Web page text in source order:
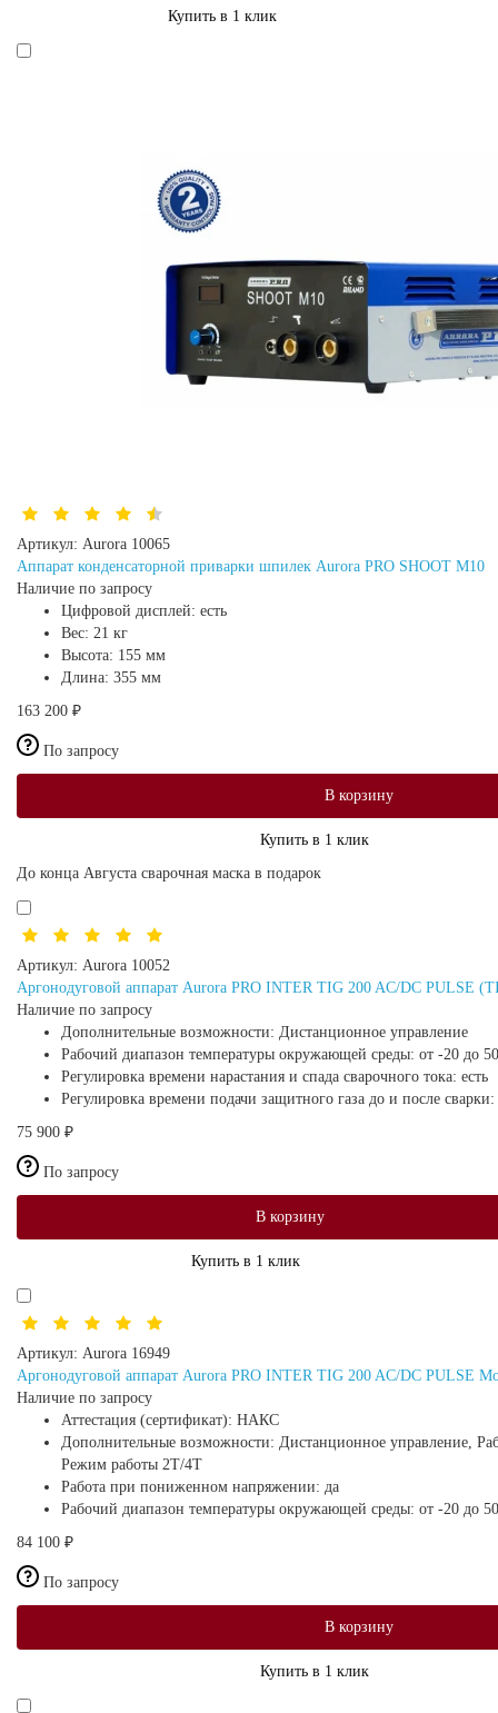
Купить в 1 клик
Артикул: Aurora 10065
Аппарат конденсаторной приварки шпилек Aurora PRO SHOOT M10
Наличие по запросу
Цифровой дисплей: есть
Вес: 21 кг
Высота: 155 мм
Длина: 355 мм
163 200 ₽
По запросу
В корзину
Купить в 1 клик
До конца Августа сварочная маска в подарок
Артикул: Aurora 10052
Аргонодуговой аппарат Aurora PRO INTER TIG 200 AC/DC PULSE
Наличие по запросу
Дополнительные возможности: Дистанционное управление
Рабочий диапазон температуры окружающей среды: от -20 до
Регулировка времени нарастания и спада сварочного тока: есть
Регулировка времени подачи защитного газа до и после сварки:
75 900 ₽
По запросу
В корзину
Купить в 1 клик
Артикул: Aurora 16949
Аргонодуговой аппарат Aurora PRO INTER TIG 200 AC/DC PULSE
Наличие по запросу
Аттестация (сертификат): НАКС
Дополнительные возможности: Дистанционное управление,
Режим работы 2Т/4Т
Работа при пониженном напряжении: да
Рабочий диапазон температуры окружающей среды: от -20 до
84 100 ₽
По запросу
В корзину
Купить в 1 клик